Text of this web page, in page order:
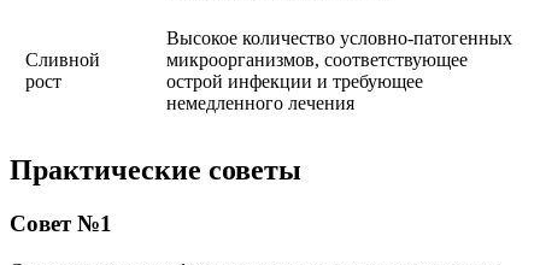
Сливной
рост
Высокое количество условно-патогенных
микроорганизмов, соответствующее
острой инфекции и требующее
немедленного лечения
Практические советы
Совет №1